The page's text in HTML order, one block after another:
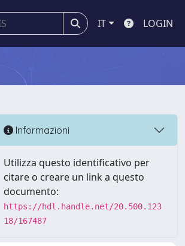
IT LOGIN
Informazioni
Utilizza questo identificativo per
citare o creare un link a questo
documento:
https://hdl.handle.net/20.500.123
18/167487